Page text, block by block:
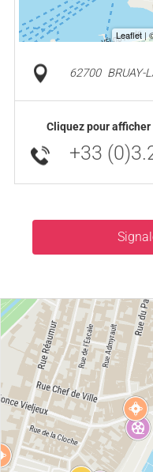
62700 BRUAY-
Cliquez pour
+33